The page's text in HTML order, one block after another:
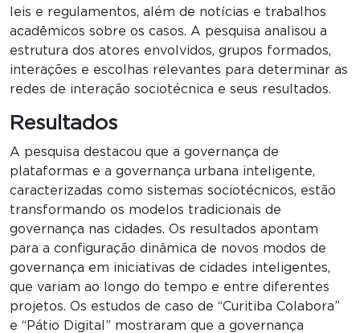
leis e regulamentos, além de notícias e trabalhos
acadêmicos sobre os casos. A pesquisa analisou a
estrutura dos atores envolvidos, grupos formados,
interações e escolhas relevantes para determinar as
redes de interação sociotécnica e seus resultados.
Resultados
A pesquisa destacou que a governança de
plataformas e a governança urbana inteligente,
caracterizadas como sistemas sociotécnicos, estão
transformando os modelos tradicionais de
governança nas cidades. Os resultados apontam
para a configuração dinâmica de novos modos de
governança em iniciativas de cidades inteligentes,
que variam ao longo do tempo e entre diferentes
projetos. Os estudos de caso de “Curitiba Colabora”
e “Pátio Digital” mostraram que a governança